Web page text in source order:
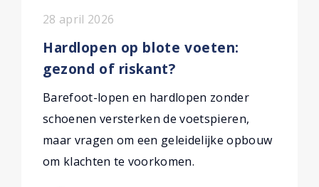
28 april 2026
Hardlopen op blote voeten:
gezond of riskant?
Barefoot-lopen en hardlopen zonder
schoenen versterken de voetspieren,
maar vragen om een geleidelijke opbouw
om klachten te voorkomen.